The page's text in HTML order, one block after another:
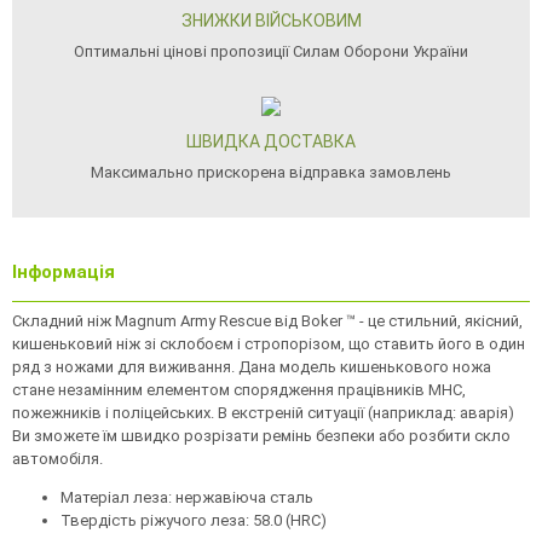
ЗНИЖКИ ВІЙСЬКОВИМ
Оптимальні цінові пропозиції Силам Оборони України
ШВИДКА ДОСТАВКА
Максимально прискорена відправка замовлень
Інформація
Складний ніж Magnum Army Rescue від Boker ™ - це стильний, якісний,
кишеньковий ніж зі склобоєм і стропорізом, що ставить його в один
ряд з ножами для виживання. Дана модель кишенькового ножа
стане незамінним елементом спорядження працівників МНС,
пожежників і поліцейських. В екстреній ситуації (наприклад: аварія)
Ви зможете їм швидко розрізати ремінь безпеки або розбити скло
автомобіля.
Матеріал леза: нержавіюча сталь
Твердість ріжучого леза: 58.0 (HRC)